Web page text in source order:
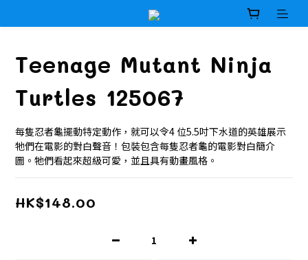
Teenage Mutant Ninja
Turtles 125067
每隻忍者龜擺動特定動作，就可以令4 位5.5吋下水道的英雄展示
牠們在電影的對白聲音！包裝包含每隻忍者龜的電影對白簡介
圖。牠們看起來超級可愛，並且具有動畫風格。
HK$148.00